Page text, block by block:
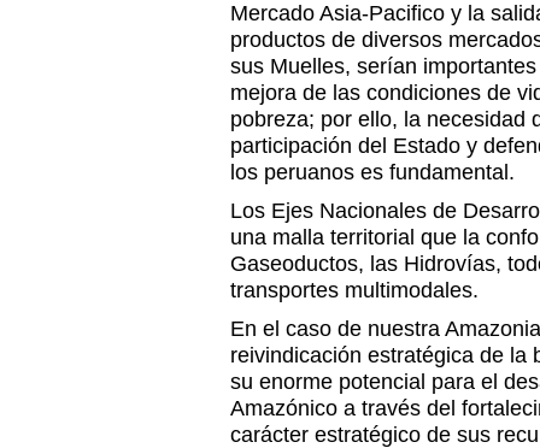
Mercado Asia-Pacifico y la
productos de diversos
sus Muelles, serían
mejora de las condiciones de
pobreza; por ello, la necesidad
participación del Estado y
los peruanos es fundamental.
Los Ejes Nacionales de
una malla territorial que la
Gaseoductos, las Hidrovías,
transportes multimodales.
En el caso de nuestra
reivindicación estratégica de la
su enorme potencial para el
Amazónico a través del
carácter estratégico de sus